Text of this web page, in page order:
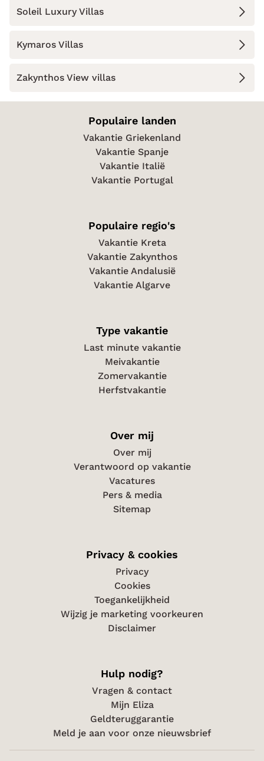
Soleil Luxury Villas
Kymaros Villas
Zakynthos View villas
Populaire landen
Vakantie Griekenland
Vakantie Spanje
Vakantie Italië
Vakantie Portugal
Populaire regio's
Vakantie Kreta
Vakantie Zakynthos
Vakantie Andalusië
Vakantie Algarve
Type vakantie
Last minute vakantie
Meivakantie
Zomervakantie
Herfstvakantie
Over mij
Over mij
Verantwoord op vakantie
Vacatures
Pers & media
Sitemap
Privacy & cookies
Privacy
Cookies
Toegankelijkheid
Wijzig je marketing voorkeuren
Disclaimer
Hulp nodig?
Vragen & contact
Mijn Eliza
Geldteruggarantie
Meld je aan voor onze nieuwsbrief